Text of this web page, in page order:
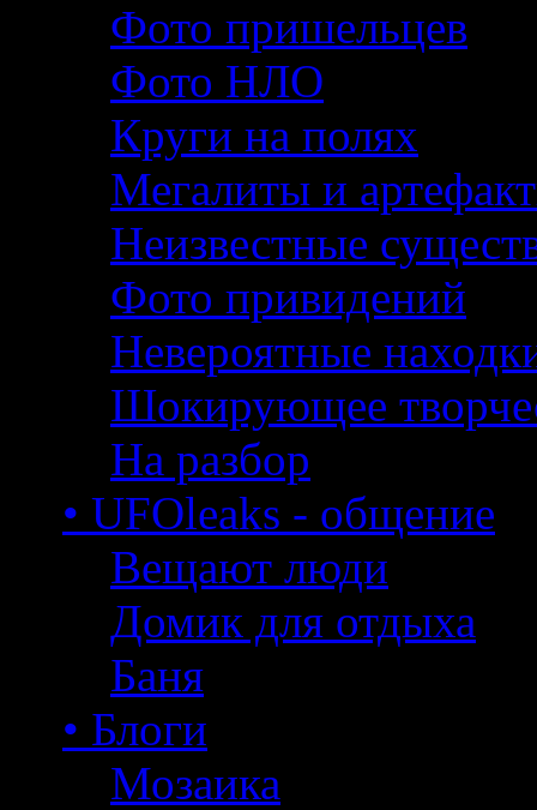
Фото пришельцев
Фото НЛО
Круги на полях
Мегалиты и
Неизвестные
Фото привидений
Невероятные
Шокирующее
На разбор
• UFOleaks - общение
Вещают люди
Домик для отдыха
Баня
• Блоги
Мозаика